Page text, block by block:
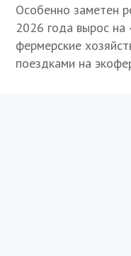
Особенно заметен
2026 года вырос
фермерские
поездками на